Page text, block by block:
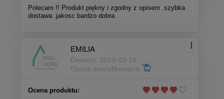
Polecam !! Produkt piękny i zgodny z opisem .szybka
dostawa .jakosc bardzo dobra.
EMILIA
Dodano: 2019-03-14
Opinia zweryfikowana
Ocena produktu: